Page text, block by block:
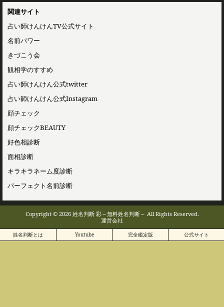
関連サイト
占い師けんけんTV公式サイト
名前パワー
きづこう会
観相学のすすめ
占い師けんけん公式twitter
占い師けんけん公式Instagram
顔チェック
顔チェックBEAUTY
好色相診断
面相診断
キラキラネーム度診断
パーフェクト名前診断
Copyright © 2026 姓名判断 彩～無料姓名判断～ All Rights Reserved.
運営会社
姓名判断とは Youtube 完全鑑定版 公式サイト